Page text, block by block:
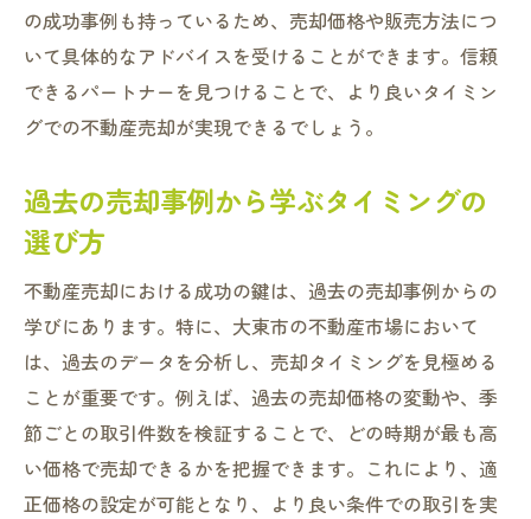
の成功事例も持っているため、売却価格や販売方法につ
いて具体的なアドバイスを受けることができます。信頼
できるパートナーを見つけることで、より良いタイミン
グでの不動産売却が実現できるでしょう。
過去の売却事例から学ぶタイミングの
選び方
不動産売却における成功の鍵は、過去の売却事例からの
学びにあります。特に、大東市の不動産市場において
は、過去のデータを分析し、売却タイミングを見極める
ことが重要です。例えば、過去の売却価格の変動や、季
節ごとの取引件数を検証することで、どの時期が最も高
い価格で売却できるかを把握できます。これにより、適
正価格の設定が可能となり、より良い条件での取引を実